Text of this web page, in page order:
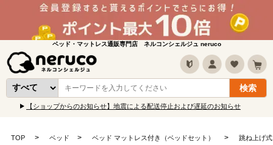
ベッド・マットレス通販専門店 ネルコンシェルジュ neruco
【ショップからのお知らせ】地震による配送停止および遅延のお知らせ
TOP ベッド ベッド マットレス付き（ベッドセット） 跳ね上げ式